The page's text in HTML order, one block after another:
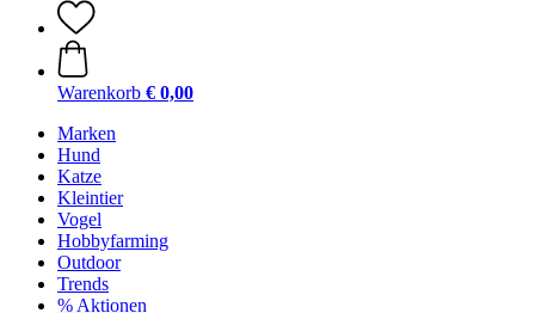
Warenkorb € 0,00
Marken
Hund
Katze
Kleintier
Vogel
Hobbyfarming
Outdoor
Trends
% Aktionen